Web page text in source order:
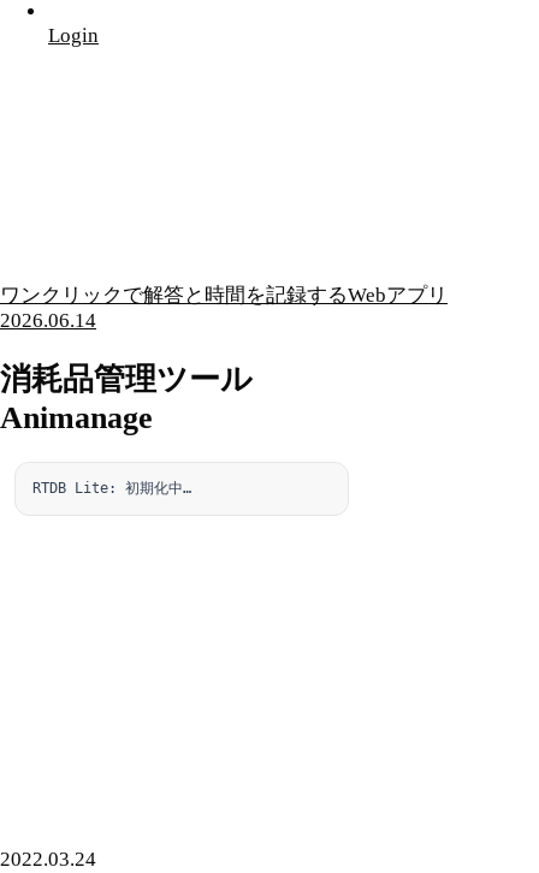
Login
ワンクリックで解答と時間を記録するWebアプリ
2026.06.14
消耗品管理ツール
Animanage
RTDB Lite: 初期化中…
2022.03.24